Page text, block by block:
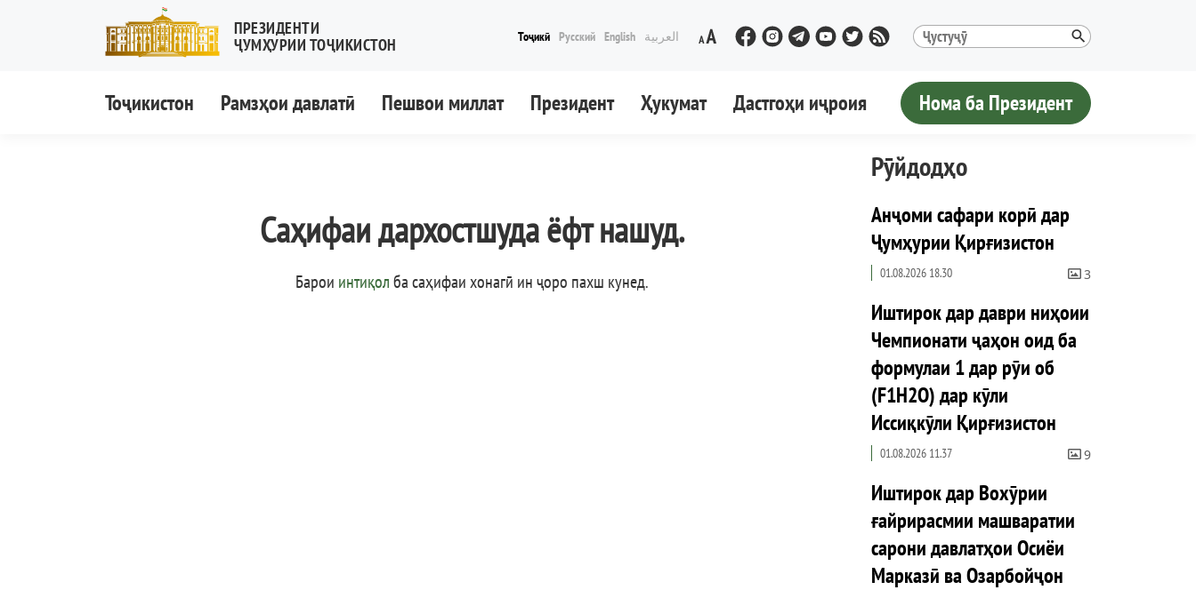
ПРЕЗИДЕНТИ
ҶУМҲУРИИ ТОҶИКИСТОН
Тоҷикӣ Русский English العربية
Тоҷикистон Рамзҳои давлатӣ Пешвои миллат Президент Ҳукумат Дастгоҳи иҷроия Нома ба Президент
Саҳифаи дархостшуда ёфт нашуд.
Барои интиқолба саҳифаи хонагӣ ин ҷоро пахш кунед.
Рӯйдодҳо
Анҷоми сафари корӣ дар
Ҷумҳурии Қирғизистон
01.08.2026 18.30 3
Иштирок дар даври ниҳоии
Чемпионати ҷаҳон оид ба
формулаи 1 дар рӯи об
(F1H2O) дар кӯли
Иссиқкӯли Қирғизистон
01.08.2026 11.37 9
Иштирок дар Вохӯрии
ғайрирасмии машваратии
сарони давлатҳои Осиёи
Марказӣ ва Озарбойҷон